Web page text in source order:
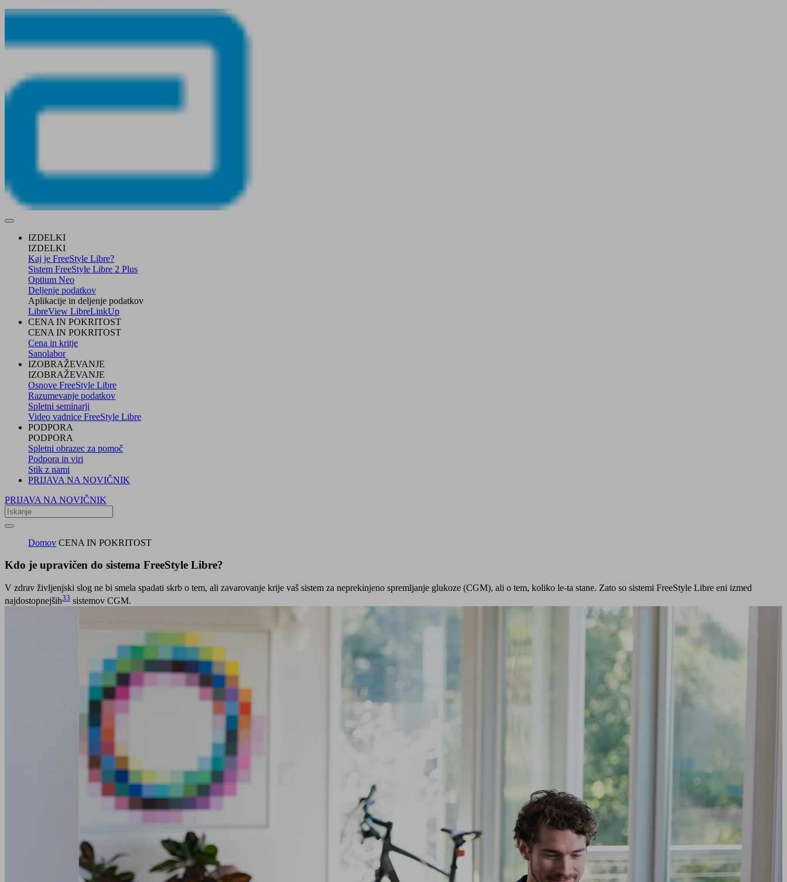
IZDELKI
IZDELKI
Kaj je FreeStyle Libre?
Sistem FreeStyle Libre 2 Plus
Optium Neo
Deljenje podatkov
Aplikacije in deljenje podatkov
LibreView LibreLinkUp
CENA IN POKRITOST
CENA IN POKRITOST
Cena in kritje
Sanolabor
IZOBRAŽEVANJE
IZOBRAŽEVANJE
Osnove FreeStyle Libre
Razumevanje podatkov
Spletni seminarji
Video vadnice FreeStyle Libre
PODPORA
PODPORA
Spletni obrazec za pomoč
Podpora in viri
Stik z nami
PRIJAVA NA NOVIČNIK
PRIJAVA NA NOVIČNIK
Domov CENA IN POKRITOST
Kdo je upravičen do sistema FreeStyle Libre?
V zdrav življenjski slog ne bi smela spadati skrb o tem, ali zavarovanje krije vaš sistem za neprekinjeno spremljanje glukoze (CGM), ali o tem, koliko le-ta stane. Zato so sistemi FreeStyle Libre eni izmed
najdostopnejših33 sistemov CGM.